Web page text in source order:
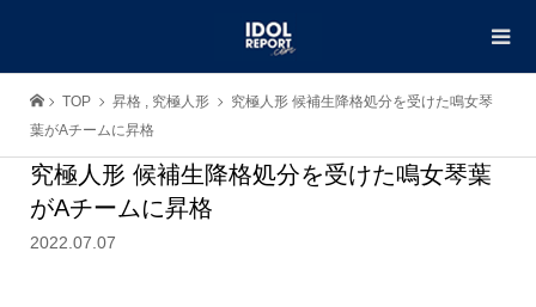
TOP 昇格 , 究極人形
究極人形 候補生降格処分を受けた鳴女琴
葉がAチームに昇格
究極人形 候補生降格処分を受けた鳴女琴葉
がAチームに昇格
2022.07.07